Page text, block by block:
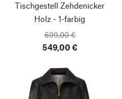
Tischgestell Zehdenicker
Holz - 1-farbig
699,00 €
549,00 €